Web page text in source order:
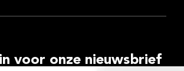
voor onze nieuwsbrief